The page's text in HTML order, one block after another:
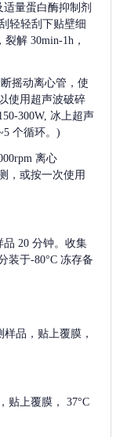
量蛋白酶抑制剂
轻轻刮下贴壁细
解 30min-1h，
摇动离心管，使
使用超声波破碎
300W, 冰上超声
个循环。)
离心
，或按一次使用
品 20 分钟。收集
装于-80°C 冻存备
品，贴上覆膜，
贴上覆膜， 37°C